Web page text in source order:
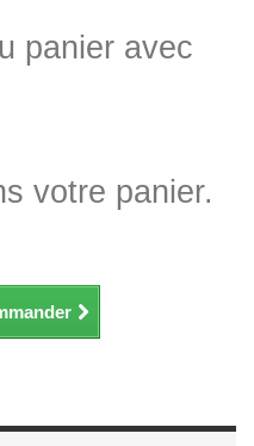
panier avec
votre panier.